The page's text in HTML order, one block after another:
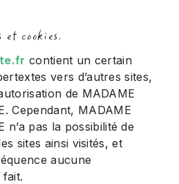
cookies.
contient un certain
vers d’autres sites,
de MADAME
Cependant, MADAME
n’a pas la possibilité de
sites ainsi visités, et
aucune
fait.